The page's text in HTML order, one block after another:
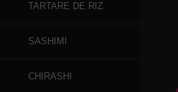
TARTARE DE RIZ
SASHIMI
CHIRASHI